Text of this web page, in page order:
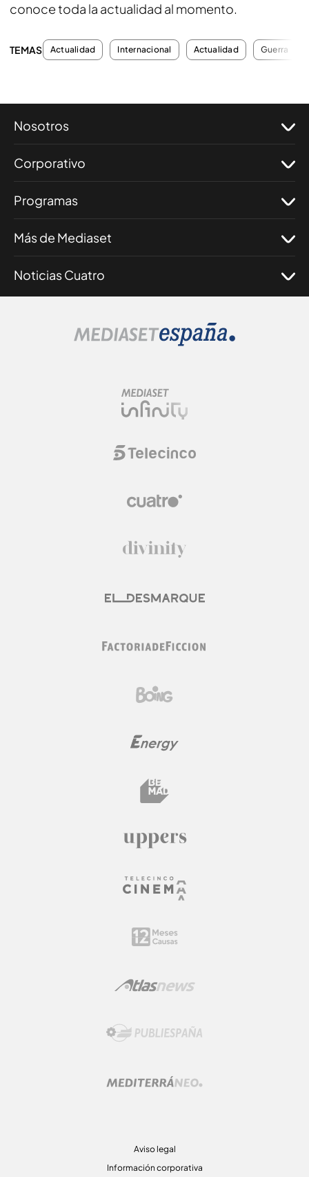
conoce toda la actualidad al momento.
TEMAS Actualidad Internacional Actualidad Guerra
Nosotros
Corporativo
Programas
Más de Mediaset
Noticias Cuatro
Aviso legal
Información corporativa